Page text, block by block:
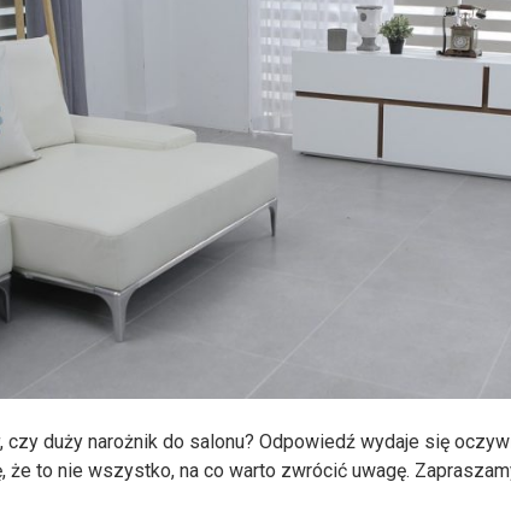
czy duży narożnik do salonu? Odpowiedź wydaje się
że to nie wszystko, na co warto zwrócić uwagę.